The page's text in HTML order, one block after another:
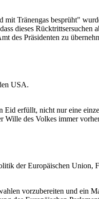
Tränengas besprüht"
dieses Rücktrittsersuchen
des Präsidenten zu
USA.
erfüllt, nicht nur eine
Wille des Volkes immer
der Europäischen Union,
vorzubereiten und ein